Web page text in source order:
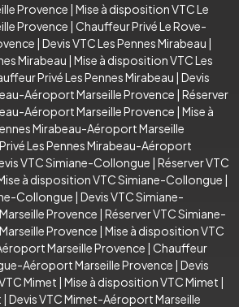
Provence | Mise à disposition VTC Le
Provence | Chauffeur Privé Le Rove-
| Devis VTC Les Pennes Mirabeau |
Mirabeau | Mise à disposition VTC Les
Privé Les Pennes Mirabeau | Devis
Aéroport Marseille Provence | Réserver
Aéroport Marseille Provence | Mise à
Mirabeau-Aéroport Marseille
Les Pennes Mirabeau-Aéroport
VTC Simiane-Collongue | Réserver VTC
à disposition VTC Simiane-Collongue |
Collongue | Devis VTC Simiane-
Provence | Réserver VTC Simiane-
Provence | Mise à disposition VTC
Marseille Provence | Chauffeur
Aéroport Marseille Provence | Devis
Mimet | Mise à disposition VTC Mimet |
| Devis VTC Mimet-Aéroport Marseille